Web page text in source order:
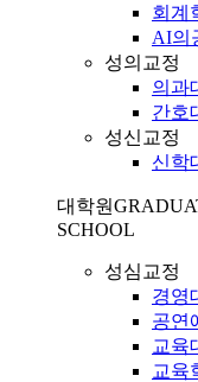
회계
AI의
성의교정
의과
간호
성신교정
신학
대학원
SCHOOL
성심교정
경영
공연
교육
교육